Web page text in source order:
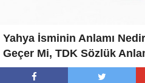
Yahya İsminin Anlamı
Geçer Mi, TDK Sözlük